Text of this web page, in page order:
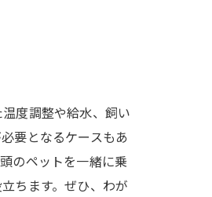
度調整や給水、飼い
要となるケースもあ
のペットを一緒に乗
ちます。ぜひ、わが